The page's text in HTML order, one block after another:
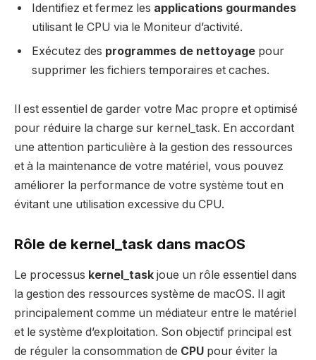
Identifiez et fermez les applications gourmandes
utilisant le CPU via le Moniteur d’activité.
Exécutez des programmes de nettoyage pour
supprimer les fichiers temporaires et caches.
Il est essentiel de garder votre Mac propre et optimisé
pour réduire la charge sur kernel_task. En accordant
une attention particulière à la gestion des ressources
et à la maintenance de votre matériel, vous pouvez
améliorer la performance de votre système tout en
évitant une utilisation excessive du CPU.
Rôle de kernel_task dans macOS
Le processus kernel_task joue un rôle essentiel dans
la gestion des ressources système de macOS. Il agit
principalement comme un médiateur entre le matériel
et le système d’exploitation. Son objectif principal est
de réguler la consommation de CPU pour éviter la